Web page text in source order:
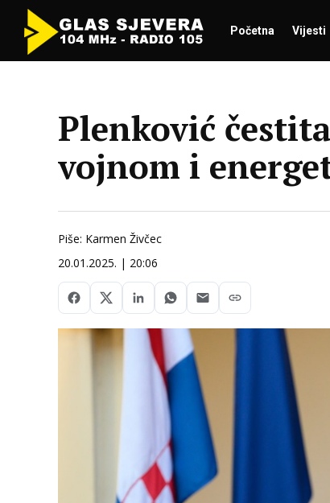
Početna Vijesti
Plenković
vojnom i
Piše: Karmen Živčec
20.01.2025. | 20:06